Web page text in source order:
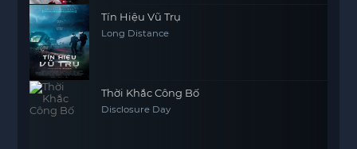
Tín Hiệu Vũ Trụ
Long Distance
Thời Khắc Công Bố
Disclosure Day